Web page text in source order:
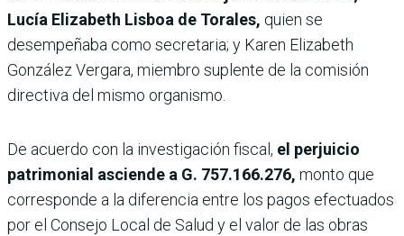
Lucía Elizabeth Lisboa de Torales, quien se
desempeñaba como secretaria; y Karen Elizabeth
González Vergara, miembro suplente de la comisión
directiva del mismo organismo.
De acuerdo con la investigación fiscal, el perjuicio
patrimonial asciende a G. 757.166.276, monto que
corresponde a la diferencia entre los pagos efectuados
por el Consejo Local de Salud y el valor de las obras